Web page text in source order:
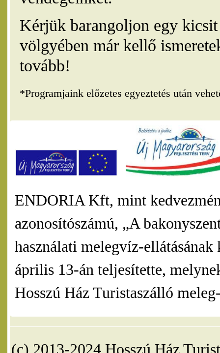
Kérjük barangoljon egy
völgyében már kellő
tovább!
*Programjaink előzetes egyeztetés után
ENDORIA Kft, mint
azonosítószámú, „A
használati melegvíz-
április 13-án teljesítette,
Hosszú Ház Turistaszálló
(c) 2013-2024 Hosszú Ház